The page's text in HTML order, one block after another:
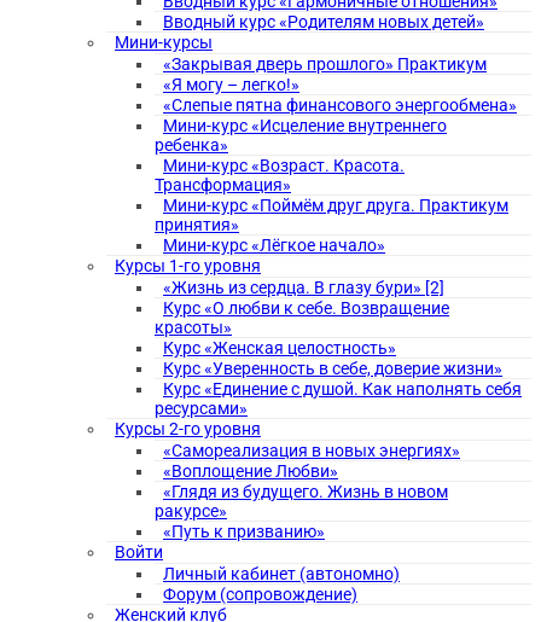
Вводный курс «Родителям новых детей»
Мини-курсы
«Закрывая дверь прошлого» Практикум
«Я могу – легко!»
«Слепые пятна финансового энергообмена»
Мини-курс «Исцеление внутреннего
ребенка»
Мини-курс «Возраст. Красота.
Трансформация»
Мини-курс «Поймём друг друга. Практикум
принятия»
Мини-курс «Лёгкое начало»
Курсы 1-го уровня
«Жизнь из сердца. В глазу бури» [2]
Курс «О любви к себе. Возвращение
красоты»
Курс «Женская целостность»
Курс «Уверенность в себе, доверие жизни»
Курс «Единение с душой. Как наполнять себя
ресурсами»
Курсы 2-го уровня
«Самореализация в новых энергиях»
«Воплощение Любви»
«Глядя из будущего. Жизнь в новом
ракурсе»
«Путь к призванию»
Войти
Личный кабинет (автономно)
Форум (сопровождение)
Женский клуб